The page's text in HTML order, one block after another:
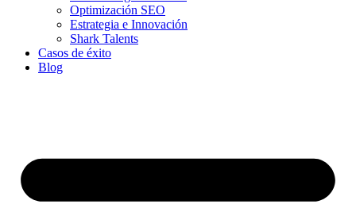
Optimización SEO
Estrategia e Innovación
Shark Talents
Casos de éxito
Blog